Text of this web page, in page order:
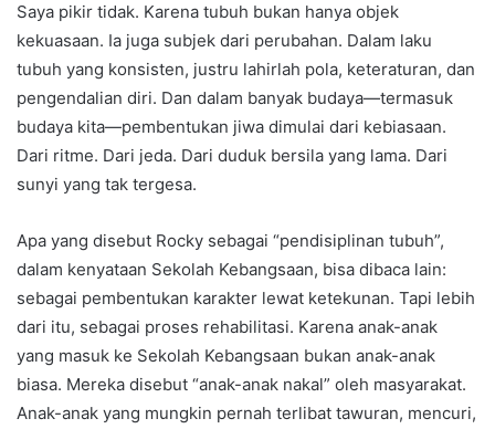
Saya pikir tidak. Karena tubuh bukan hanya objek
kekuasaan. Ia juga subjek dari perubahan. Dalam laku
tubuh yang konsisten, justru lahirlah pola, keteraturan, dan
pengendalian diri. Dan dalam banyak budaya—termasuk
budaya kita—pembentukan jiwa dimulai dari kebiasaan.
Dari ritme. Dari jeda. Dari duduk bersila yang lama. Dari
sunyi yang tak tergesa.
Apa yang disebut Rocky sebagai “pendisiplinan tubuh”,
dalam kenyataan Sekolah Kebangsaan, bisa dibaca lain:
sebagai pembentukan karakter lewat ketekunan. Tapi lebih
dari itu, sebagai proses rehabilitasi. Karena anak-anak
yang masuk ke Sekolah Kebangsaan bukan anak-anak
biasa. Mereka disebut “anak-anak nakal” oleh masyarakat.
Anak-anak yang mungkin pernah terlibat tawuran, mencuri,